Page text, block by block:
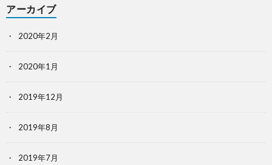
アーカイブ
2020年2月
2020年1月
2019年12月
2019年8月
2019年7月